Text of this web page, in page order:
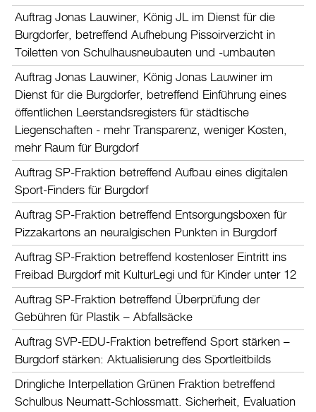
Auftrag Jonas Lauwiner, König JL im Dienst für die
Burgdorfer, betreffend Aufhebung Pissoirverzicht in
Toiletten von Schulhausneubauten und -umbauten
Auftrag Jonas Lauwiner, König Jonas Lauwiner im
Dienst für die Burgdorfer, betreffend Einführung eines
öffentlichen Leerstandsregisters für städtische
Liegenschaften - mehr Transparenz, weniger Kosten,
mehr Raum für Burgdorf
Auftrag SP-Fraktion betreffend Aufbau eines digitalen
Sport-Finders für Burgdorf
Auftrag SP-Fraktion betreffend Entsorgungsboxen für
Pizzakartons an neuralgischen Punkten in Burgdorf
Auftrag SP-Fraktion betreffend kostenloser Eintritt ins
Freibad Burgdorf mit KulturLegi und für Kinder unter 12
Auftrag SP-Fraktion betreffend Überprüfung der
Gebühren für Plastik – Abfallsäcke
Auftrag SVP-EDU-Fraktion betreffend Sport stärken –
Burgdorf stärken: Aktualisierung des Sportleitbilds
Dringliche Interpellation Grünen Fraktion betreffend
Schulbus Neumatt-Schlossmatt. Sicherheit, Evaluation